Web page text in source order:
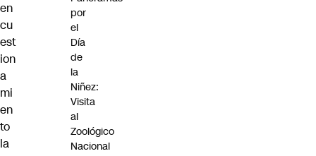
en
cu
est
ion
a
mi
en
to
la
por
el
Día
de
la
Niñez:
Visita
al
Zoológico
Nacional